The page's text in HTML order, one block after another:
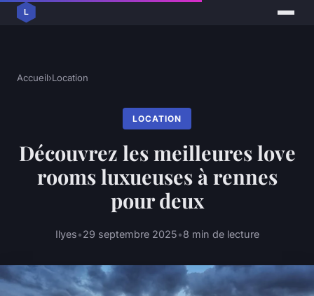
Accueil›Location
LOCATION
Découvrez les meilleures love
rooms luxueuses à rennes
pour deux
Ilyes•29 septembre 2025•8 min de lecture